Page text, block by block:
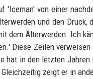
'Iceman' von einer
und den
dem Älterwerden. Ich
Diese Zeilen
hat in den letzten
zeigt er in